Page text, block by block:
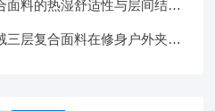
面料的热湿舒适性与层间结合
三层复合面料在修身户外夹克